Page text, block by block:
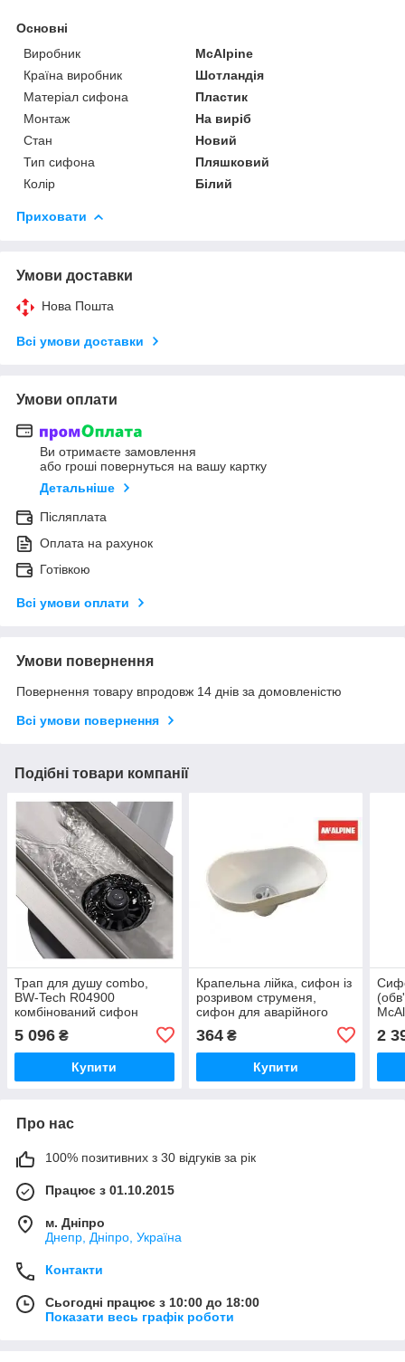
Основні
Виробник
McAlpine
Країна виробник
Шотландія
Матеріал сифона
Пластик
Монтаж
На виріб
Стан
Новий
Тип сифона
Пляшковий
Колір
Білий
Приховати
Умови доставки
Нова Пошта
Всі умови доставки
Умови оплати
Ви отримаєте замовлення
або гроші повернуться на вашу картку
Детальніше
Післяплата
Оплата на рахунок
Готівкою
Всі умови оплати
Умови повернення
Повернення товару впродовж 14 днів за домовленістю
Всі умови повернення
Подібні товари компанії
Трап для душу combo,
BW-Tech R04900
комбінований сифон
5 096 ₴
Купити
Крапельна лійка, сифон із
розривом струменя,
сифон для аварійного
364₴
Купити
2
Про нас
100% позитивних з 30 відгуків за рік
Працює з 01.10.2015
м. Дніпро
Днепр, Дніпро, Україна
Контакти
Сьогодні працює з 10:00 до 18:00
Показати весь графік роботи